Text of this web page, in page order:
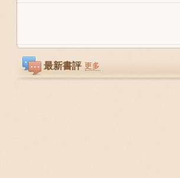
最新書評 更多